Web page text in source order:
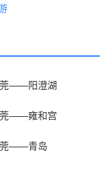
——阳澄湖
——雍和宫
——青岛